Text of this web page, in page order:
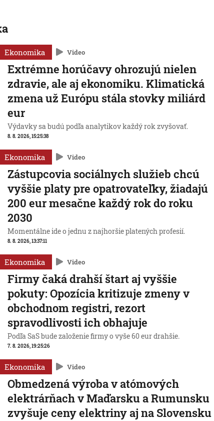
Ekonomika Video
Extrémne horúčavy ohrozujú nielen
zdravie, ale aj ekonomiku. Klimatická
zmena už Európu stála stovky miliárd
eur
Výdavky sa budú podľa analytikov každý rok zvyšovať.
8. 8. 2026, 15:25:38
Ekonomika Video
Zástupcovia sociálnych služieb chcú
vyššie platy pre opatrovateľky, žiadajú
200 eur mesačne každý rok do roku
2030
Momentálne ide o jednu z najhoršie platených profesií.
8. 8. 2026, 13:37:11
Ekonomika Video
Firmy čaká drahší štart aj vyššie
pokuty: Opozícia kritizuje zmeny v
obchodnom registri, rezort
spravodlivosti ich obhajuje
Podľa SaS bude založenie firmy o vyše 60 eur drahšie.
7. 8. 2026, 19:25:26
Ekonomika Video
Obmedzená výroba v atómových
elektrárňach v Maďarsku a Rumunsku
zvyšuje ceny elektriny aj na Slovensku